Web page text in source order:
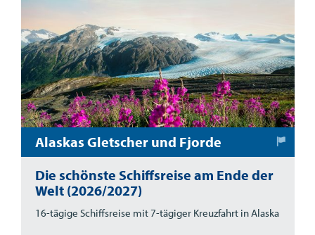
Alaskas Gletscher und Fjorde
Die schönste Schiffsreise am Ende der
Welt (2026/2027)
16-tägige Schiffsreise mit 7-tägiger Kreuzfahrt in Alaska